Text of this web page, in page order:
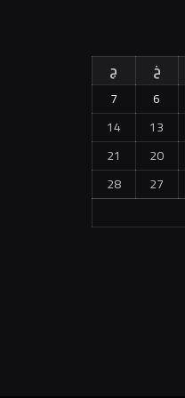
خ
ج
6
7
13
14
20
21
27
28